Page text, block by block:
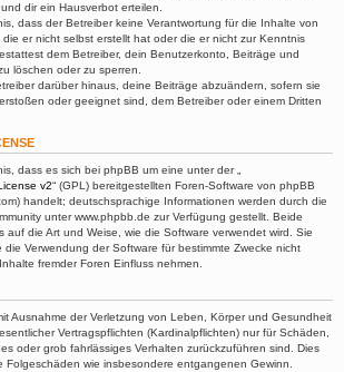
dir ein Hausverbot erteilen.
dass der Betreiber keine Verantwortung für die Inhalte von
er nicht selbst erstellt hat oder die er nicht zur Kenntnis
dem Betreiber, dein Benutzerkonto, Beiträge und
löschen oder zu sperren.
darüber hinaus, deine Beiträge abzuändern, sofern sie
oder geeignet sind, dem Betreiber oder einem Dritten
dass es sich bei phpBB um eine unter der „
v2“ (GPL) bereitgestellten Foren-Software von phpBB
handelt; deutschsprachige Informationen werden durch die
unter www.phpbb.de zur Verfügung gestellt. Beide
auf die Art und Weise, wie die Software verwendet wird. Sie
Verwendung der Software für bestimmte Zwecke nicht
fremder Foren Einfluss nehmen.
Ausnahme der Verletzung von Leben, Körper und Gesundheit
Vertragspflichten (Kardinalpflichten) nur für Schäden,
oder grob fahrlässiges Verhalten zurückzuführen sind. Dies
Folgeschäden wie insbesondere entgangenen Gewinn.